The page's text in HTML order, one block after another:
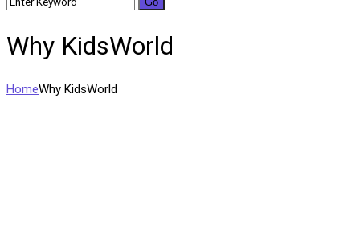
Why KidsWorld
HomeWhy KidsWorld